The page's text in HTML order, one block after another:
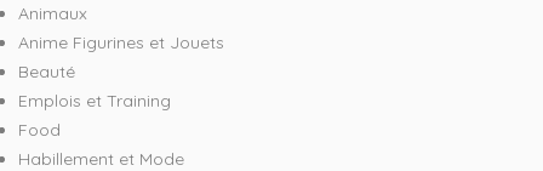
Animaux
Anime Figurines et Jouets
Beauté
Emplois et Training
Food
Habillement et Mode